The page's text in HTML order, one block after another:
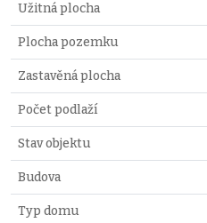
Užitná plocha
Plocha pozemku
Zastavěná plocha
Počet podlaží
Stav objektu
Budova
Typ domu